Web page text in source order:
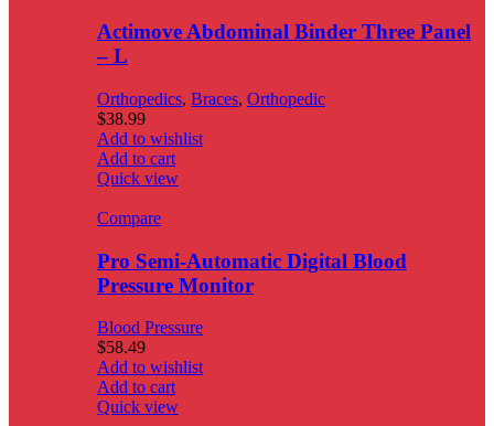
Actimove Abdominal Binder Three Panel
– L
Orthopedics, Braces, Orthopedic
$38.99
Add to wishlist
Add to cart
Quick view
Compare
Pro Semi-Automatic Digital Blood
Pressure Monitor
Blood Pressure
$58.49
Add to wishlist
Add to cart
Quick view